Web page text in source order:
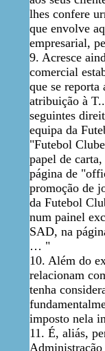
lhes confere
que envolve
empresarial,
9. Acresce
comercial
que se reporta
atribuição à
seguintes
equipa da
"Futebol
papel de
página de
promoção de
da Futebol
num painel
SAD, na
… "
10. Além do
relacionam
tenha
imposto nela
11. É, aliás,
Administração